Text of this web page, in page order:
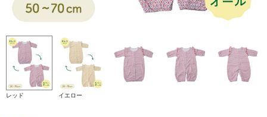
レッド イエロー